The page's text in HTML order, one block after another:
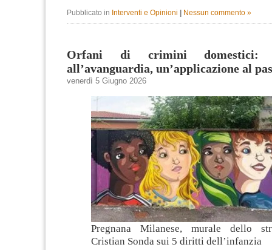
Pubblicato in Interventi e Opinioni Nessun commento »
Orfani di crimini domestici:
all’avanguardia, un’applicazione al
venerdì 5 Giugno 2026
Pregnana Milanese, murale dello
Cristian Sonda sui 5 diritti dell’infanzia